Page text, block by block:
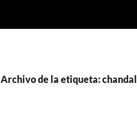
Archivo de la etiqueta: